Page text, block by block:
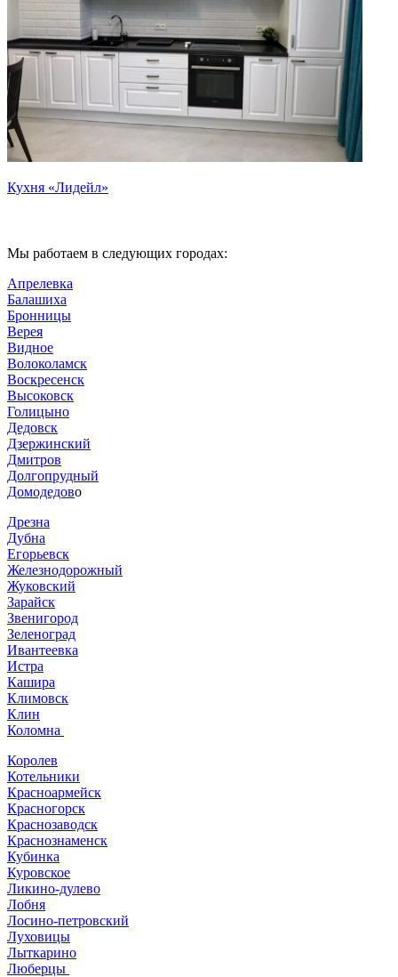
Кухня «Лидейл»
Мы работаем в следующих городах:
Апрелевка
Балашиха
Бронницы
Верея
Видное
Волоколамск
Воскресенск
Высоковск
Голицыно
Дедовск
Дзержинский
Дмитров
Долгопрудный
Домодедово
Дрезна
Дубна
Егорьевск
Железнодорожный
Жуковский
Зарайск
Звенигород
Зеленоград
Ивантеевка
Истра
Кашира
Климовск
Клин
Коломна
Королев
Котельники
Красноармейск
Красногорск
Краснозаводск
Краснознаменск
Кубинка
Куровское
Ликино-дулево
Лобня
Лосино-петровский
Луховицы
Лыткарино
Люберцы